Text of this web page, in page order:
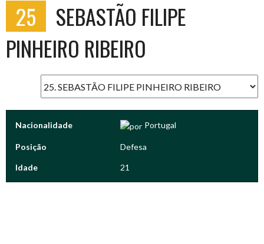
25
SEBASTÃO FILIPE
PINHEIRO RIBEIRO
Nacionalidade Portugal
Posição Defesa
Idade 21